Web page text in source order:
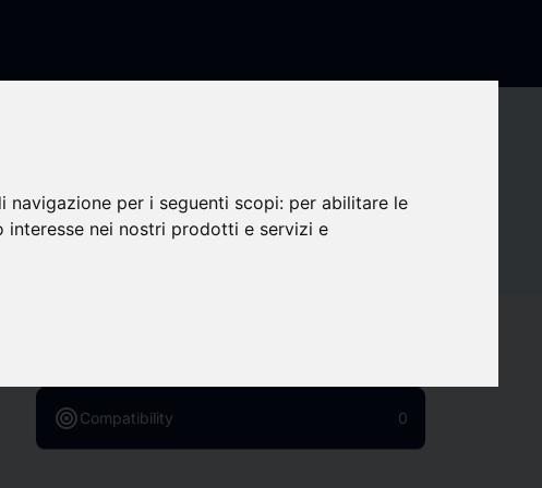
per i seguenti scopi: per abilitare le
interesse nei nostri prodotti e servizi e
Contact details
targetCompatibility 0